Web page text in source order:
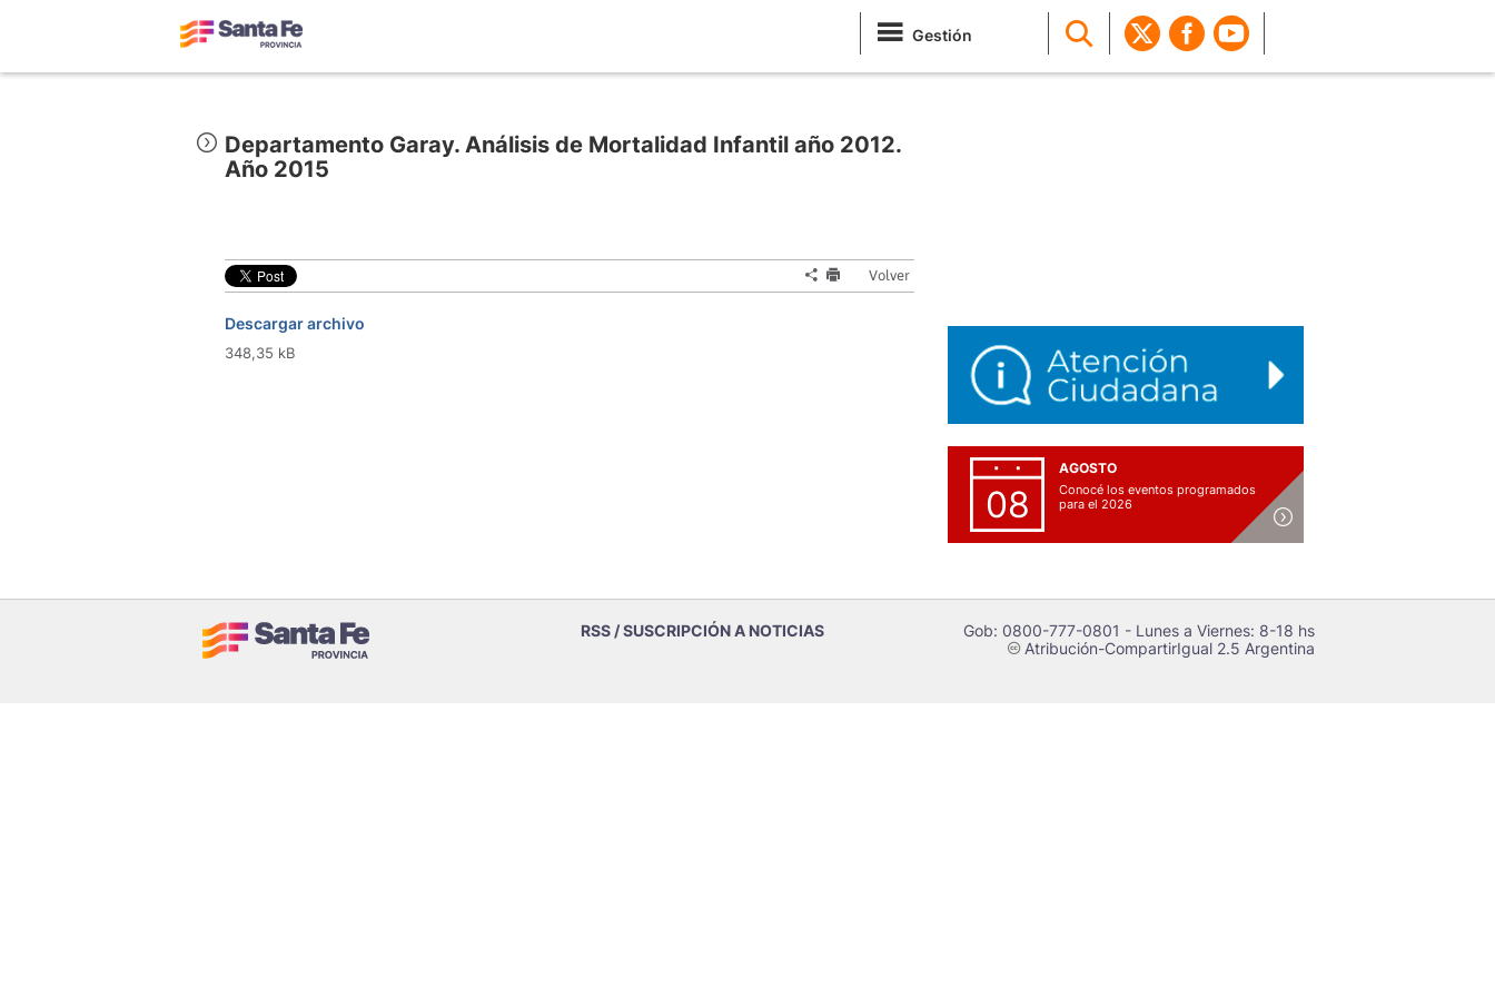
Gestión
Departamento Garay. Análisis de Mortalidad Infantil año 2012.
Año 2015
Volver
Descargar archivo
348,35 kB
08
AGOSTO
Conocé los eventos programados
para el 2026
RSS / SUSCRIPCIÓN A NOTICIAS Gob: 0800-777-0801 - Lunes a Viernes: 8-18 hs
cAtribución-CompartirIgual 2.5 Argentina